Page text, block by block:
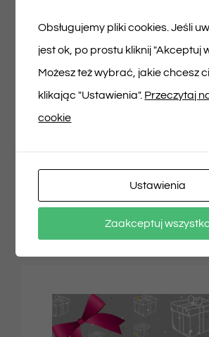
Obsługujemy pliki cookies. Jeśli
jest ok, po prostu kliknij "Akceptuj
Możesz też wybrać, jakie chcesz
klikając "Ustawienia". Przeczytaj
cookie
Ustawienia
Zaakceptuj